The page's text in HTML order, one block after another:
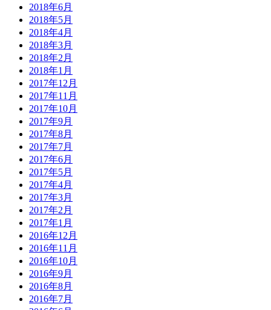
2018年6月
2018年5月
2018年4月
2018年3月
2018年2月
2018年1月
2017年12月
2017年11月
2017年10月
2017年9月
2017年8月
2017年7月
2017年6月
2017年5月
2017年4月
2017年3月
2017年2月
2017年1月
2016年12月
2016年11月
2016年10月
2016年9月
2016年8月
2016年7月